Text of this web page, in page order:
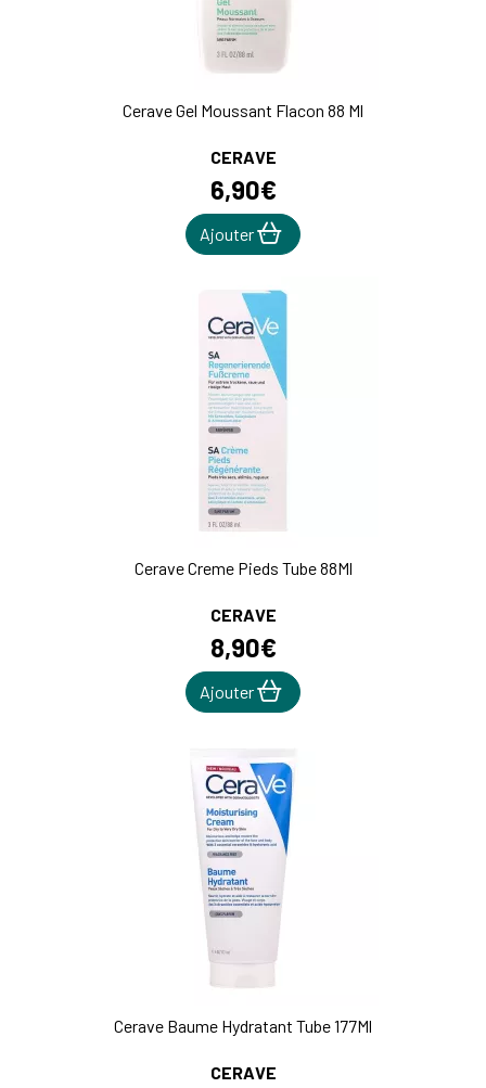
Cerave Gel Moussant Flacon 88 Ml
CERAVE
6,90€
Ajouter
Cerave Creme Pieds Tube 88Ml
CERAVE
8,90€
Ajouter
Cerave Baume Hydratant Tube 177Ml
CERAVE